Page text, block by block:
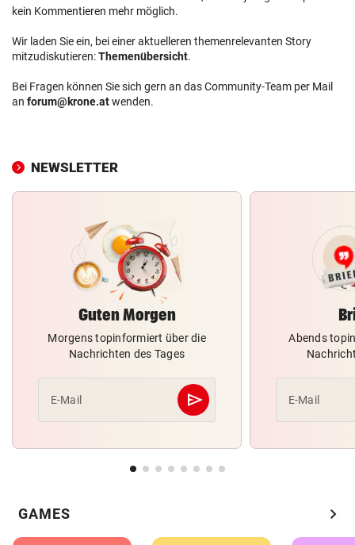
kein Kommentieren mehr möglich.
Wir laden Sie ein, bei einer aktuelleren themenrelevanten Story
mitzudiskutieren:Themenübersicht.
Bei Fragen können Sie sich gern an das Community-Team per Mail
an forum@krone.atwenden.
NEWSLETTER
Guten Morgen
Morgens topinformiert über die
Nachrichten des Tages
E-Mail send
Abschicken
Abends
E-Mail
GAMES chevron_right